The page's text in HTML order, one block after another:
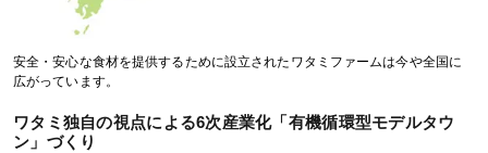
安全・安心な食材を提供するために設立されたワタミファームは今や全国に
広がっています。
ワタミ独自の視点による6次産業化「有機循環型モデルタウ
ン」づくり